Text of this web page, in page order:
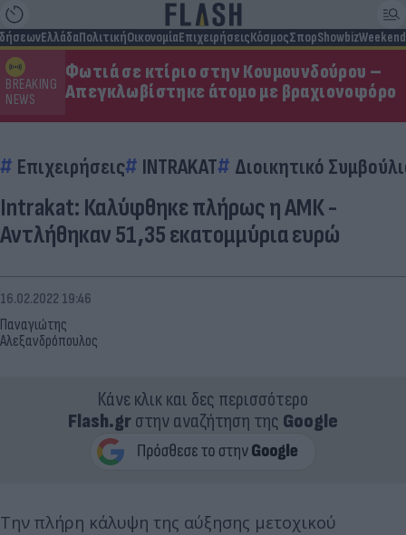
ΕλλάδαΠολιτικήΟικονομίαΕπιχειρήσειςΚόσμοςΣπορShowbizWeekend
BREAKING
NEWS
Φωτιά σε κτίριο στην Κουμουνδούρου –
Απεγκλωβίστηκε άτομο με βραχιονοφόρο
Επιχειρήσεις INTRAKAT Διοικητικό
Intrakat: Καλύφθηκε πλήρως η ΑΜΚ -
Αντλήθηκαν 51,35 εκατομμύρια ευρώ
Παναγιώτης
Αλεξανδρόπουλος
16.02.2022 19:46
Κάνε κλικ και δες περισσότερο
Flash.grστην αναζήτηση της Google
Την πλήρη κάλυψη της αύξησης μετοχικού